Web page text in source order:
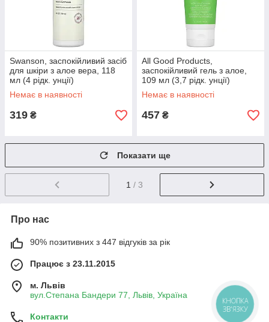
Swanson, заспокійливий засіб
для шкіри з алое вера, 118
мл (4 рідк. унції)
Немає в наявності
319 ₴
All Good Products,
заспокійливий гель з алое,
109 мл (3,7 рідк. унції)
Немає в наявності
457 ₴
Показати ще
1 / 3
Про нас
90% позитивних з 447 відгуків за рік
Працює з 23.11.2015
м. Львів
вул.Степана Бандери 77, Львів, Україна
Контакти
КНОПКА
ЗВ'ЯЗКУ